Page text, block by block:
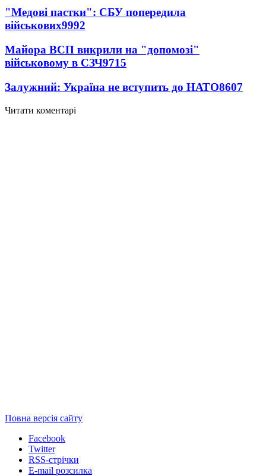
"Медові пастки": СБУ попередила
військових9992
Майора ВСП викрили на "допомозі"
військовому в СЗЧ9715
Залужний: Україна не вступить до НАТО8607
Читати коментарі
Повна версія сайту
Facebook
Twitter
RSS-стрічки
E-mail розсилка